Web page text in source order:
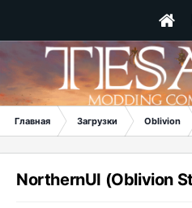
Главная Загрузки Oblivion
NorthernUI (Oblivion